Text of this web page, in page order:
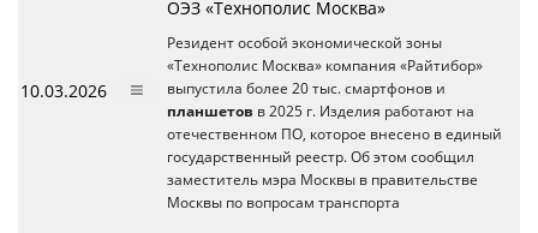
10.03.2026
ОЭЗ «Технополис Москва»
Резидент особой экономической зоны
«Технополис Москва» компания «Райтибор»
выпустила более 20 тыс. смартфонов и
планшетов в 2025 г. Изделия работают на
отечественном ПО, которое внесено в единый
государственный реестр. Об этом сообщил
заместитель мэра Москвы в правительстве
Москвы по вопросам транспорта